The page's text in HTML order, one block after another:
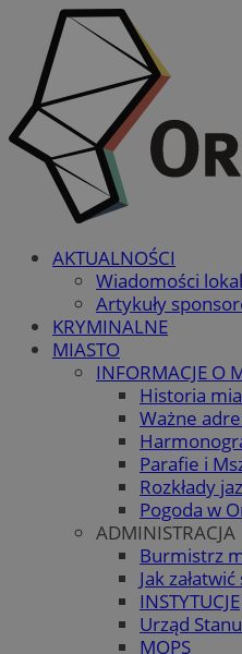
AKTUALNOŚCI
Wiadomości
Artykuły
KRYMINALNE
MIASTO
INFORMACJE O
Historia
Ważne
Parafie i
Rozkłady
Pogoda w
ADMINISTRACJA
Burmistrz
Jak
INSTYTUCJE
Urząd
MOPS